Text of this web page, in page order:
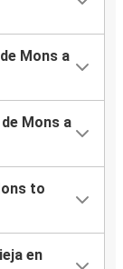
Mons a
Mons a
to
en